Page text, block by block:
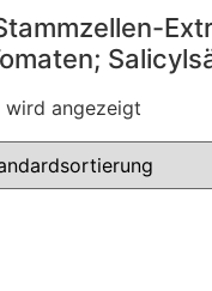
wird angezeigt